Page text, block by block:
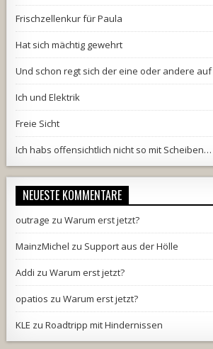
Frischzellenkur für Paula
Hat sich mächtig gewehrt
Und schon regt sich der eine oder andere auf
Ich und Elektrik
Freie Sicht
Ich habs offensichtlich nicht so mit Scheiben…
NEUESTE KOMMENTARE
outrage zuWarum erst jetzt?
MainzMichel zu Support aus der Hölle
Addi zuWarum erst jetzt?
opatios zuWarum erst jetzt?
KLE zuRoadtripp mit Hindernissen